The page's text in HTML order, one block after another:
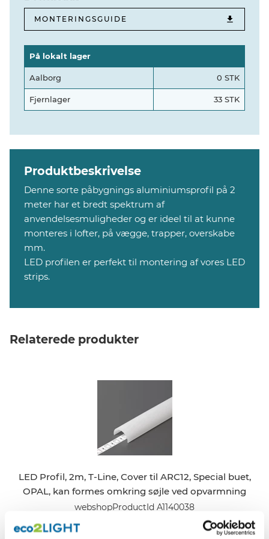
MONTERINGSGUIDE
På lokalt lager
Aalborg 0 STK
Fjernlager 33 STK
Produktbeskrivelse
Denne sorte påbygnings aluminiumsprofil på 2
meter har et bredt spektrum af
anvendelsesmuligheder og er ideel til at kunne
monteres i lofter, på vægge, trapper, overskabe
mm.
LED profilen er perfekt til montering af vores LED
strips.
Relaterede produkter
LED Profil, 2m, T-Line, Cover til ARC12, Special buet,
OPAL, kan formes omkring søjle ved opvarmning
webshopProductId A1140038
webshopProductListInventoryInStock